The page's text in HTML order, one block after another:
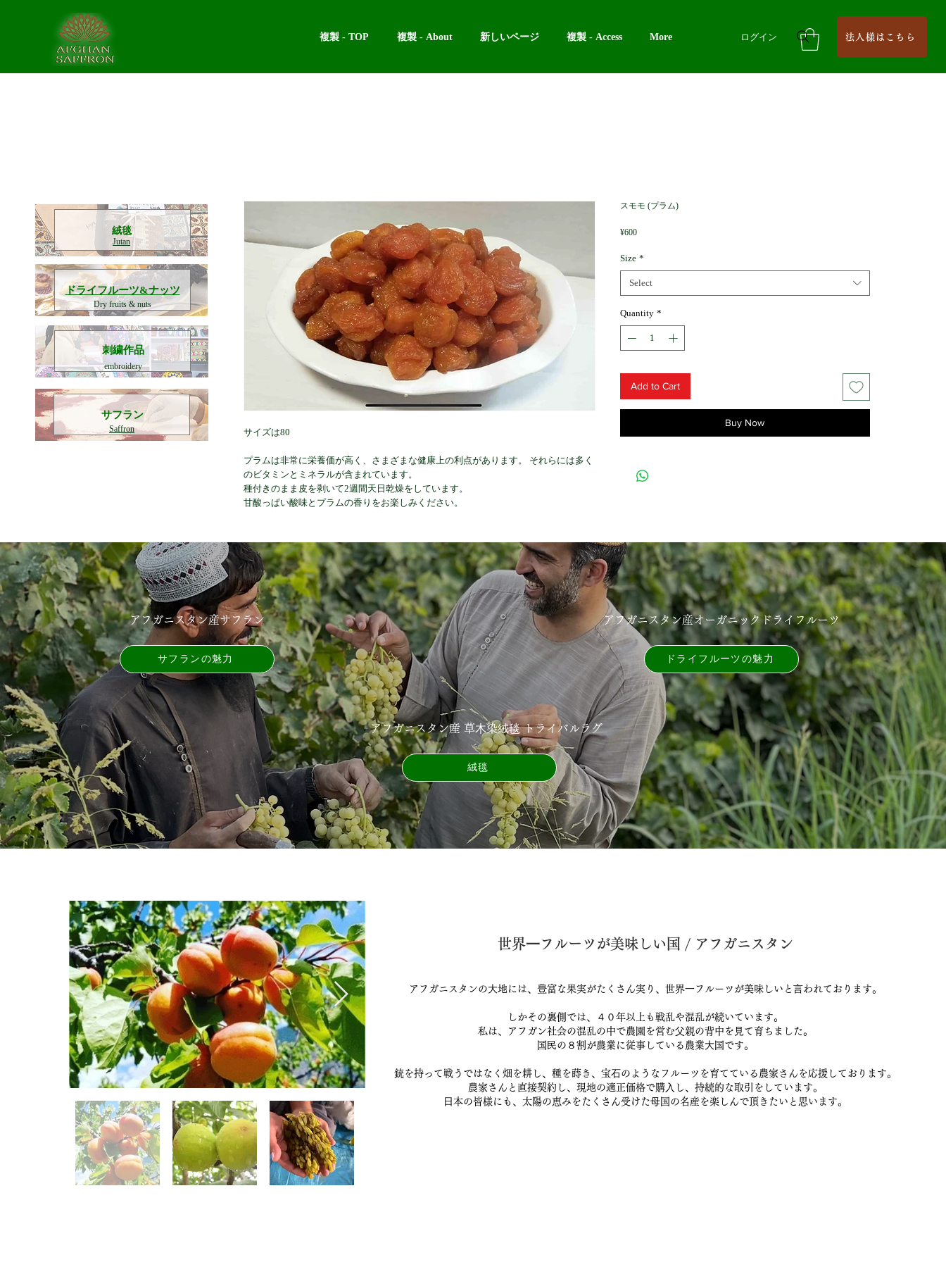
ログイン
複製 - TOP 複製 - About 新しいページ 複製 - Access More 法人様はこちら
​絨毯
Jutan
​ドライフルーツ&ナッツ
Dry fruits & nuts
刺繍作品
embroidery
​サフラン
Saffron サイズは80
プラムは非常に栄養価が高く、さまざまな健康上の利点があります。 それらには多く
のビタミンとミネラルが含まれています。
種付きのまま皮を剥いて2週間天日乾燥をしています。
甘酸っぱい酸味とプラムの香りをお楽しみください。
スモモ (プラム)
¥600Price
Size *
Select
Quantity *
Add to Cart
Buy Now
アフガニスタン産サフラン
サフランの魅力
アフガニスタン産オーガニックドライフルーツ
ドライフルーツの魅⼒
アフガニスタン産 草⽊染絨毯 トライバルラグ
絨毯
世界⼀フルーツが美味しい国 / アフガニスタン
アフガニスタンの⼤地には、豊富な果実がたくさん実り、世界⼀フルーツが美味しいと⾔われております。
しかその裏側では、４０年以上も戦乱や混乱が続いています。
私は、アフガン社会の混乱の中で農園を営む⽗親の背中を⾒て育ちました。
国⺠の８割が農業に従事している農業⼤国です。
銃を持って戦うではなく畑を耕し、種を蒔き、宝⽯のようなフルーツを育てている農家さんを応援しております。
農家さんと直接契約し、現地の適正価格で購⼊し、持続的な取引をしています。
⽇本の皆様にも、太陽の恵みをたくさん受けた⺟国の名産を楽しんで頂きたいと思います。